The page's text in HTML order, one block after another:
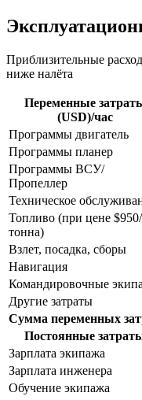
Приблизительные
ниже налёта
Переменные
(USD)/час
Программы двигатель
Программы планер
Программы ВСУ/
Пропеллер
Техническое
Топливо (при цене $950/
тонна)
Взлет, посадка, сборы
Навигация
Командировочные
Другие затраты
Сумма переменных
Постоянные
Зарплата экипажа
Зарплата инженера
Обучение экипажа